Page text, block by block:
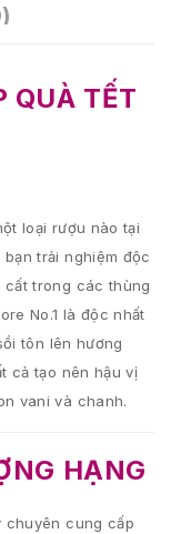
QUÀ TẾT
loại rượu nào tại
bạn trải nghiệm độc
cất trong các thùng
No.1 là độc nhất
tôn lên hương
cả tạo nên hậu vị
vani và chanh.
HẠNG
chuyên cung cấp